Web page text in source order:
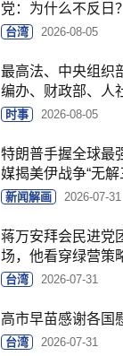
党：为什么不反日？
台湾 2026-08-05
最高法、中央组织
编办、财政部、人
时事 2026-08-05
特朗普手握全球最
媒揭美伊战争“无解
新闻解画 2026-07-31
蒋万安拜会民进党
场，他看穿绿营策
台湾 2026-07-31
高市早苗感谢各国
台湾 2026-07-31